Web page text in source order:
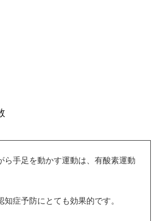
ら手足を動かす運動は、有酸素運動
知症予防にとても効果的です。